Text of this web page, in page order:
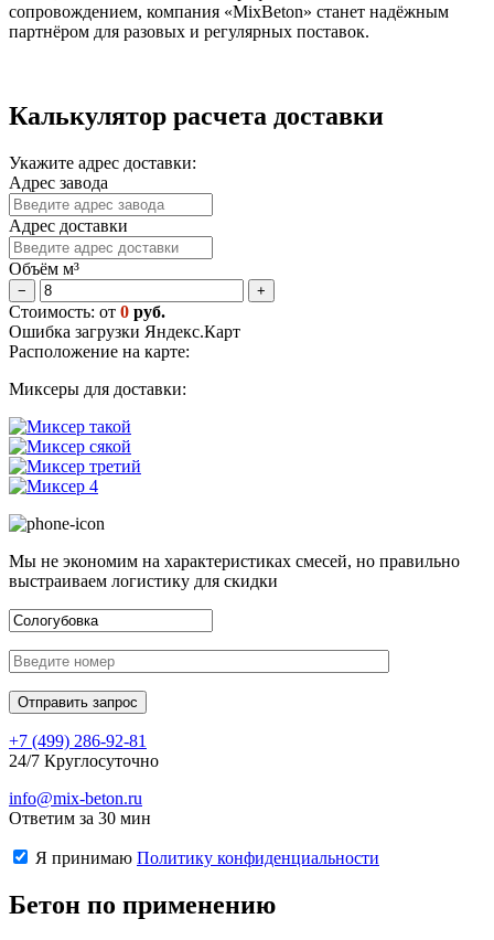
сопровождением, компания «MixBeton» станет надёжным
партнёром для разовых и регулярных поставок.
Калькулятор расчета доставки
Укажите адрес доставки:
Адрес завода
Адрес доставки
Объём м³
− +
Стоимость: от 0 руб.
Ошибка загрузки Яндекс.Карт
Расположение на карте:
Миксеры для доставки:
Мы не экономим на характеристиках смесей, но правильно
выстраиваем логистику для скидки
+7 (499) 286-92-81
24/7 Круглосуточно
info@mix-beton.ru
Ответим за 30 мин
Я принимаю Политику конфиденциальности
Бетон по применению